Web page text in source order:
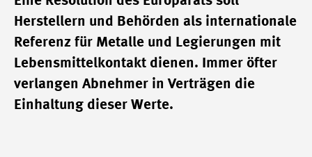
Herstellern und Behörden als internationale
Referenz für Metalle und Legierungen mit
Lebensmittelkontakt dienen. Immer öfter
verlangen Abnehmer in Verträgen die
Einhaltung dieser Werte.